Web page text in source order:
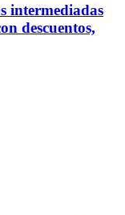
intermediadas
descuentos,